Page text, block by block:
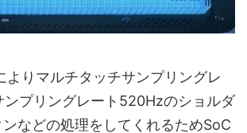
よりマルチタッチサンプリングレ
プリングレート520Hzのショルダ
などの処理をしてくれるためSoC